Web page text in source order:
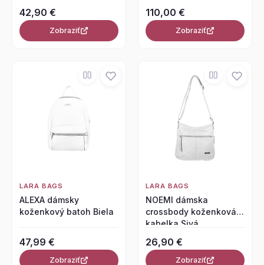
42,90 €
Zobraziť
110,00 €
Zobraziť
LARA BAGS
ALEXA dámsky
koženkový batoh Biela
47,99 €
Zobraziť
LARA BAGS
NOEMI dámska
crossbody koženková
kabelka Sivá
26,90 €
Zobraziť